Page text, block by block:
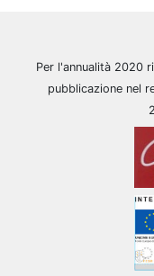
Per l'annualità 2020
pubblicazione nel